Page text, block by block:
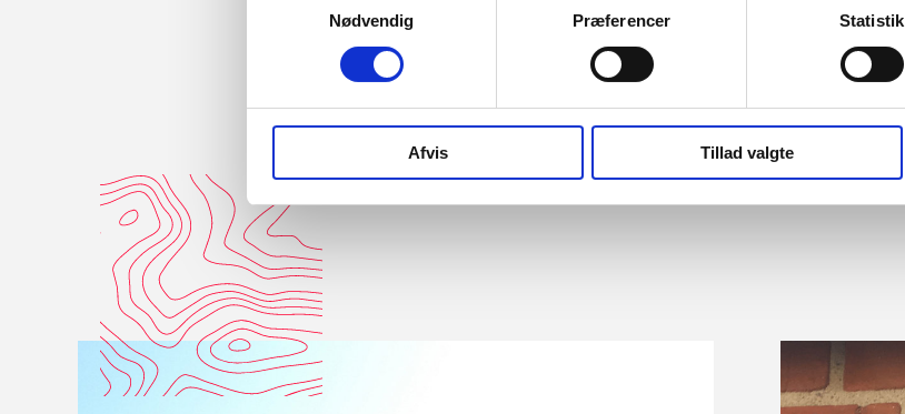
Nødvendig
Præferencer Statistik
Afvis Tillad valgte
Vores ydelser:
Komplet udbudsmateriale i hovedentreprise
Byggeledelse og fagtilsyn